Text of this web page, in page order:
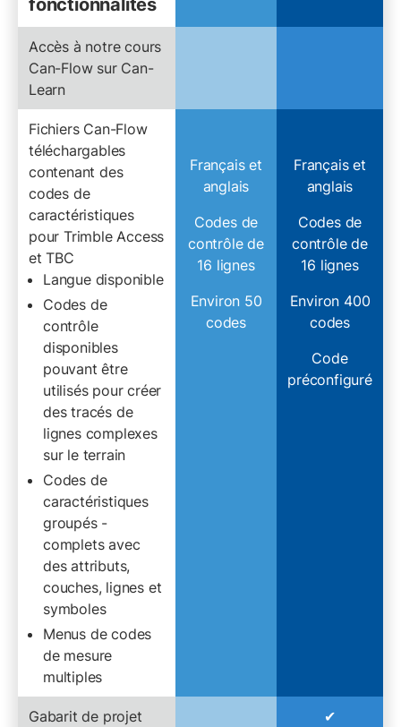
fonctionnalités
Accès à notre cours
Can-Flow sur Can-
Learn
Fichiers Can-Flow
téléchargables
contenant des
codes de
caractéristiques
pour Trimble Access
et TBC
Langue disponible
Codes de
contrôle
disponibles
pouvant être
utilisés pour créer
des tracés de
lignes complexes
sur le terrain
Codes de
caractéristiques
groupés -
complets avec
des attributs,
couches, lignes et
symboles
Menus de codes
de mesure
multiples
Français et
anglais
Codes de
contrôle de
16 lignes
Environ 50
codes
Français et
anglais
Codes de
contrôle de
16 lignes
Environ 400
codes
Code
préconfiguré
Gabarit de projet
✔︎